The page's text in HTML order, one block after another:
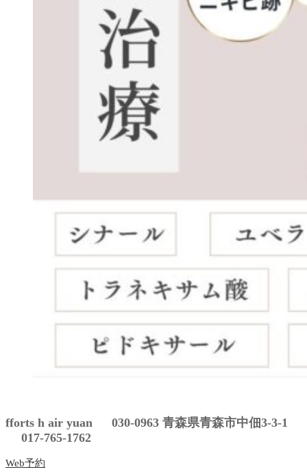
fforts h air yuan 030-0963 青森県青森市中佃3-3-1
017-765-1762
Web予約